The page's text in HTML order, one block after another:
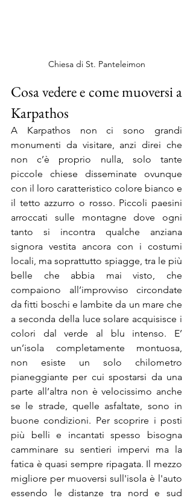
Chiesa di St. Panteleimon
Cosa vedere e come muoversi a
Karpathos
A Karpathos non ci sono grandi
monumenti da visitare, anzi direi che
non c’è proprio nulla, solo tante
piccole chiese disseminate ovunque
con il loro caratteristico colore bianco e
il tetto azzurro o rosso. Piccoli paesini
arroccati sulle montagne dove ogni
tanto si incontra qualche anziana
signora vestita ancora con i costumi
locali, ma soprattutto spiagge, tra le più
belle che abbia mai visto, che
compaiono all’improvviso circondate
da fitti boschi e lambite da un mare che
a seconda della luce solare acquisisce i
colori dal verde al blu intenso. E’
un’isola completamente montuosa,
non esiste un solo chilometro
pianeggiante per cui spostarsi da una
parte all’altra non è velocissimo anche
se le strade, quelle asfaltate, sono in
buone condizioni. Per scoprire i posti
più belli e incantati spesso bisogna
camminare su sentieri impervi ma la
fatica è quasi sempre ripagata. Il mezzo
migliore per muoversi sull'isola è l'auto
essendo le distanze tra nord e sud